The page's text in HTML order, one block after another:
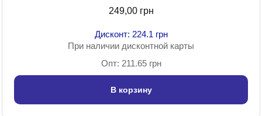
249,00 грн
Дисконт: 224.1 грн
При наличии дисконтной карты
Опт: 211.65 грн
В корзину